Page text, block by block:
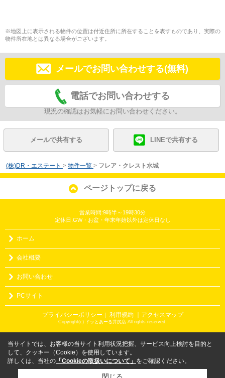
※地図上に表示される物件の位置は付近住所に所在することを表すものであり、実際の
物件所在地とは異なる場合がございます。
メールでお問い合わせする(無料)
電話でお問い合わせする
現況の確認はお気軽にお問い合わせください。
メールで共有する LINEで共有する
(株)DR・エステート > 物件一覧 > フレア・クレスト水城
ページトップに戻る
営業時間:9時半～19時30分
定休日:GW・お盆・年末年始以外は定休日なし
ホーム
会社概要
お問い合わせ
PCサイト
プライバシーポリシー 利用規約 ｜アクセスマップ
Copyright(c) ドッとあーる井尻店 All rights reserved.
当サイトでは、お客様の当サイト利用状況把握、サービス向上検討を目的と
して、クッキー（Cookie）を使用しています。
詳しくは、当社の 「Cookieの取扱いについて」 をご確認ください。